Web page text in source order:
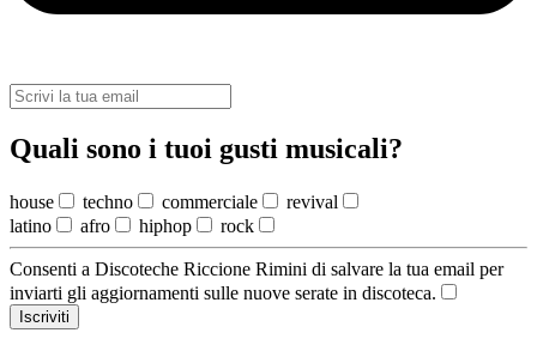
Quali sono i tuoi gusti musicali?
house techno commerciale
revival
latino
afro hiphop rock
Consenti a Discoteche Riccione Rimini di salvare la tua email per
inviarti gli aggiornamenti sulle nuove serate in discoteca.
Iscriviti